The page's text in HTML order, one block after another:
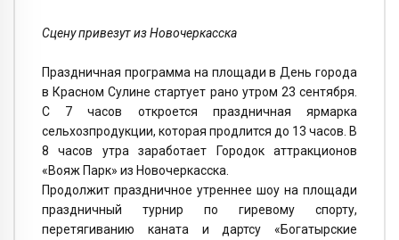
Сцену привезут из Новочеркасска
Праздничная программа на площади в День города
в Красном Сулине стартует рано утром 23 сентября.
С 7 часов откроется праздничная ярмарка
сельхозпродукции, которая продлится до 13 часов. В
8 часов утра заработает Городок аттракционов
«Вояж Парк» из Новочеркасска.
Продолжит праздничное утреннее шоу на площади
праздничный турнир по гиревому спорту,
перетягиванию каната и дартсу «Богатырские